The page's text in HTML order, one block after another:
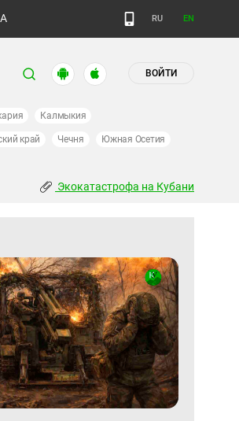
RU EN
ВОЙТИ
Калмыкия
край Чечня Южная Осетия
Экокатастрофа на Кубани